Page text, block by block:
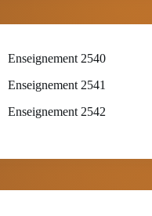
Enseignement 2540
Enseignement 2541
Enseignement 2542